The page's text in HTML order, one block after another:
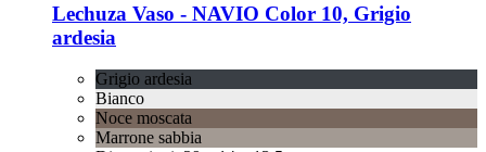
Lechuza Vaso -​ NAVIO Color 10, Grigio
ardesia
Grigio ardesia
Bianco
Noce moscata
Marrone sabbia